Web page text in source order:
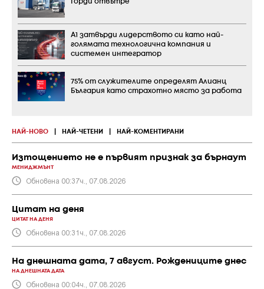
НАЙ-НОВО НАЙ-ЧЕТЕНИ НАЙ-КОМЕНТИРАНИ
Изтощението не е първият признак за бърнаут
МЕНИДЖМЪНТ
Обновена 00:37ч., 07.08.2026
Цитат на деня
ЦИТАТ НА ДЕНЯ
Обновена 00:31ч., 07.08.2026
На днешната дата, 7 август. Рождениците днес
НА ДНЕШНАТА ДАТА
Обновена 00:04ч., 07.08.2026
Горди отвътре
А1 затвърди лидерството си като най-
голямата технологична компания и
системен интегратор
75% от служителите определят Алианц
България като страхотно място за работа